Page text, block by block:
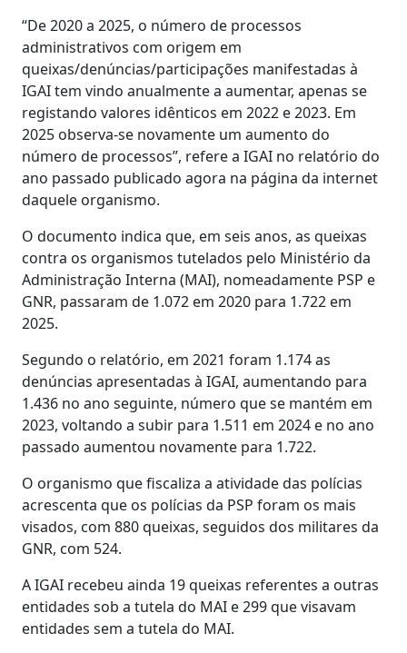
“De 2020 a 2025, o número de processos
administrativos com origem em
queixas/denúncias/participações manifestadas à
IGAI tem vindo anualmente a aumentar, apenas se
registando valores idênticos em 2022 e 2023. Em
2025 observa-se novamente um aumento do
número de processos”, refere a IGAI no relatório do
ano passado publicado agora na página da internet
daquele organismo.
O documento indica que, em seis anos, as queixas
contra os organismos tutelados pelo Ministério da
Administração Interna (MAI), nomeadamente PSP e
GNR, passaram de 1.072 em 2020 para 1.722 em
2025.
Segundo o relatório, em 2021 foram 1.174 as
denúncias apresentadas à IGAI, aumentando para
1.436 no ano seguinte, número que se mantém em
2023, voltando a subir para 1.511 em 2024 e no ano
passado aumentou novamente para 1.722.
O organismo que fiscaliza a atividade das polícias
acrescenta que os polícias da PSP foram os mais
visados, com 880 queixas, seguidos dos militares da
GNR, com 524.
A IGAI recebeu ainda 19 queixas referentes a outras
entidades sob a tutela do MAI e 299 que visavam
entidades sem a tutela do MAI.